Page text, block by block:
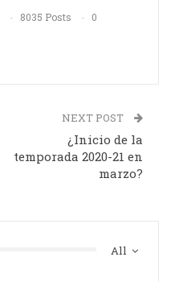
8035 Posts
0
NEXT POST
¿Inicio de la
temporada 2020-21 en
marzo?
All